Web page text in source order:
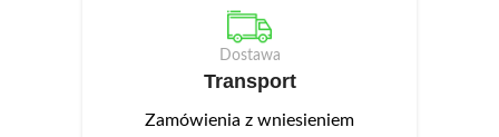
Dostawa
Transport
Zamówienia z wniesieniem